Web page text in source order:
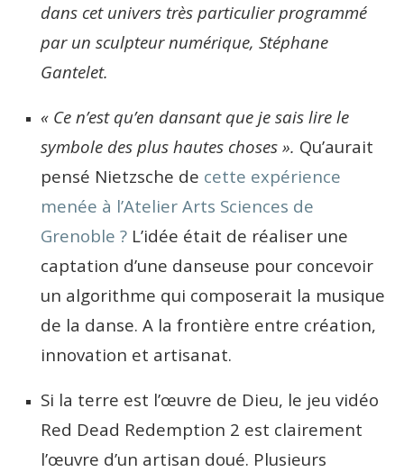
dans cet univers très particulier programmé
par un sculpteur numérique, Stéphane
Gantelet.
« Ce n’est qu’en dansant que je sais lire le
symbole des plus hautes choses ». Qu’aurait
pensé Nietzsche de cette expérience
menée à l’Atelier Arts Sciences de
Grenoble ? L’idée était de réaliser une
captation d’une danseuse pour concevoir
un algorithme qui composerait la musique
de la danse. A la frontière entre création,
innovation et artisanat.
Si la terre est l’œuvre de Dieu, le jeu vidéo
Red Dead Redemption 2 est clairement
l’œuvre d’un artisan doué. Plusieurs